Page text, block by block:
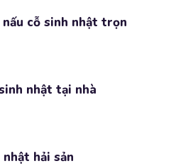
cỗ sinh nhật trọn
nhật tại nhà
hải sản